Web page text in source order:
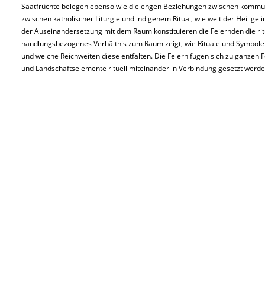
Saatfrüchte belegen ebenso wie die engen Beziehungen zwischen
zwischen katholischer Liturgie und indigenem Ritual, wie weit der Heilige
der Auseinandersetzung mit dem Raum konstituieren die Feiernden die
handlungsbezogenes Verhältnis zum Raum zeigt, wie Rituale und
und welche Reichweiten diese entfalten. Die Feiern fügen sich zu ganzen
und Landschaftselemente rituell miteinander in Verbindung gesetzt